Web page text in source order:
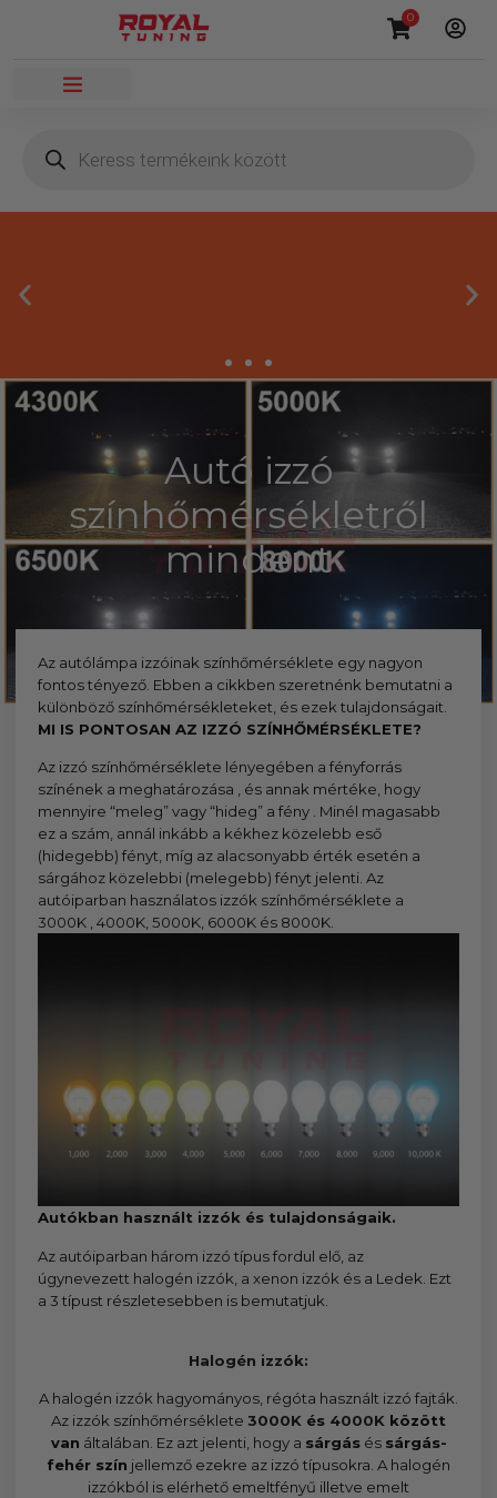
0
Másnapi kézbesítés
Gyors rendelésfeldolgozással segítünk, hogy hamar
kézhez kapd a csomagod.
Autó izzó
színhőmérsékletről
mindent
Az autólámpa izzóinak színhőmérséklete egy nagyon
fontos tényező. Ebben a cikkben szeretnénk bemutatni a
különböző színhőmérsékleteket, és ezek tulajdonságait.
MI IS PONTOSAN AZ IZZÓ SZÍNHŐMÉRSÉKLETE?
Az izzó színhőmérséklete lényegében a fényforrás
színének a meghatározása , és annak mértéke, hogy
mennyire “meleg” vagy “hideg” a fény . Minél magasabb
ez a szám, annál inkább a kékhez közelebb eső
(hidegebb) fényt, míg az alacsonyabb érték esetén a
sárgához közelebbi (melegebb) fényt jelenti. Az
autóiparban használatos izzók színhőmérséklete a
3000K , 4000K, 5000K, 6000K és 8000K.
Autókban használt izzók és tulajdonságaik.
Az autóiparban három izzó típus fordul elő, az
úgynevezett halogén izzók, a xenon izzók és a Ledek. Ezt
a 3 típust részletesebben is bemutatjuk.
Halogén izzók:
A halogén izzók hagyományos, régóta használt izzó fajták.
Az izzók színhőmérséklete 3000K és 4000K között
van általában. Ez azt jelenti, hogy a sárgásés sárgás-
fehér szín jellemző ezekre az izzó típusokra. A halogén
izzókból is elérhető emeltfényű illetve emelt